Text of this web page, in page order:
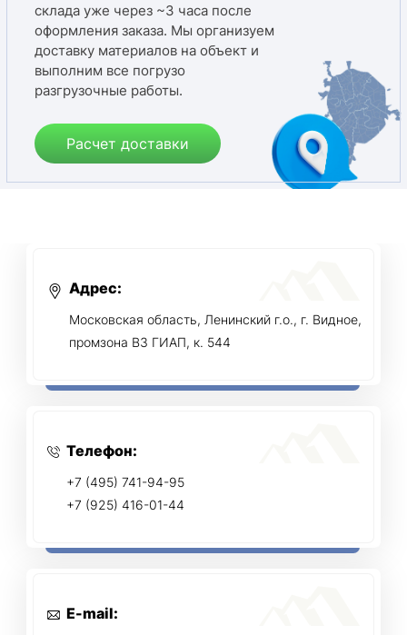
склада уже через ~3 часа после
оформления заказа. Мы организуем
доставку материалов на объект и
выполним все погрузо
разгрузочные работы.
Расчет доставки
Адрес:
Московская область, Ленинский г.о., г. Видное,
промзона ВЗ ГИАП, к. 544
Телефон:
+7 (495) 741-94-95
+7 (925) 416-01-44
E-mail: